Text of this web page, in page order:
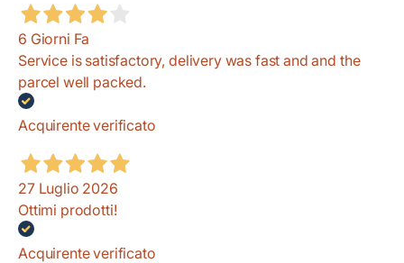
6 Giorni Fa
Service is satisfactory, delivery was fast and and the
parcel well packed.
Acquirente verificato
27 Luglio 2026
Ottimi prodotti!
Acquirente verificato